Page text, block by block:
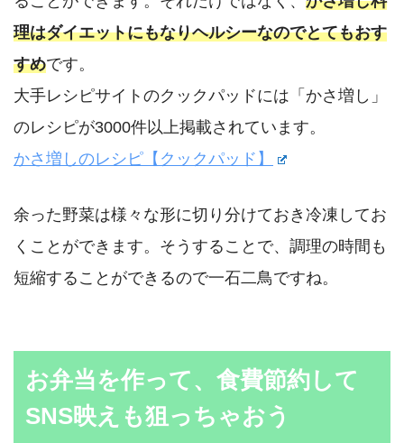
理はダイエットにもなりヘルシーなのでとてもおす
すめです。
大手レシピサイトのクックパッドには「かさ増し」
のレシピが3000件以上掲載されています。
かさ増しのレシピ【クックパッド】
余った野菜は様々な形に切り分けておき冷凍してお
くことができます。そうすることで、調理の時間も
短縮することができるので一石二鳥ですね。
お弁当を作って、食費節約して
SNS映えも狙っちゃおう